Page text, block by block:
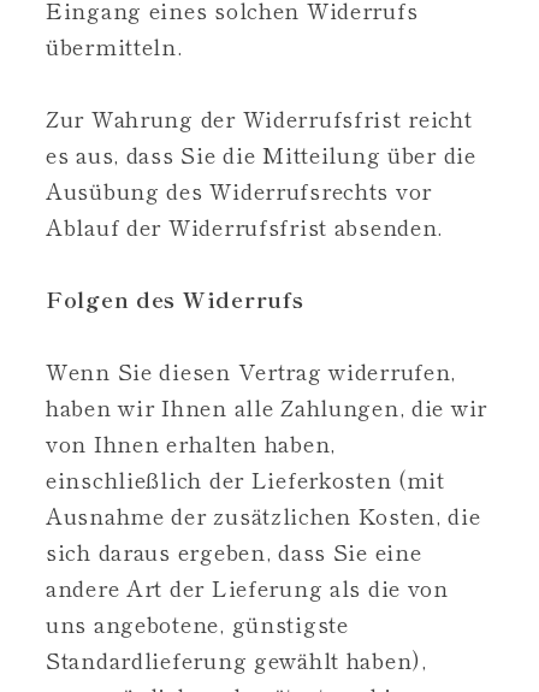
Eingang eines solchen Widerrufs
übermitteln.
Zur Wahrung der Widerrufsfrist reicht
es aus, dass Sie die Mitteilung über die
Ausübung des Widerrufsrechts vor
Ablauf der Widerrufsfrist absenden.
Folgen des Widerrufs
Wenn Sie diesen Vertrag widerrufen,
haben wir Ihnen alle Zahlungen, die wir
von Ihnen erhalten haben,
einschließlich der Lieferkosten (mit
Ausnahme der zusätzlichen Kosten, die
sich daraus ergeben, dass Sie eine
andere Art der Lieferung als die von
uns angebotene, günstigste
Standardlieferung gewählt haben),